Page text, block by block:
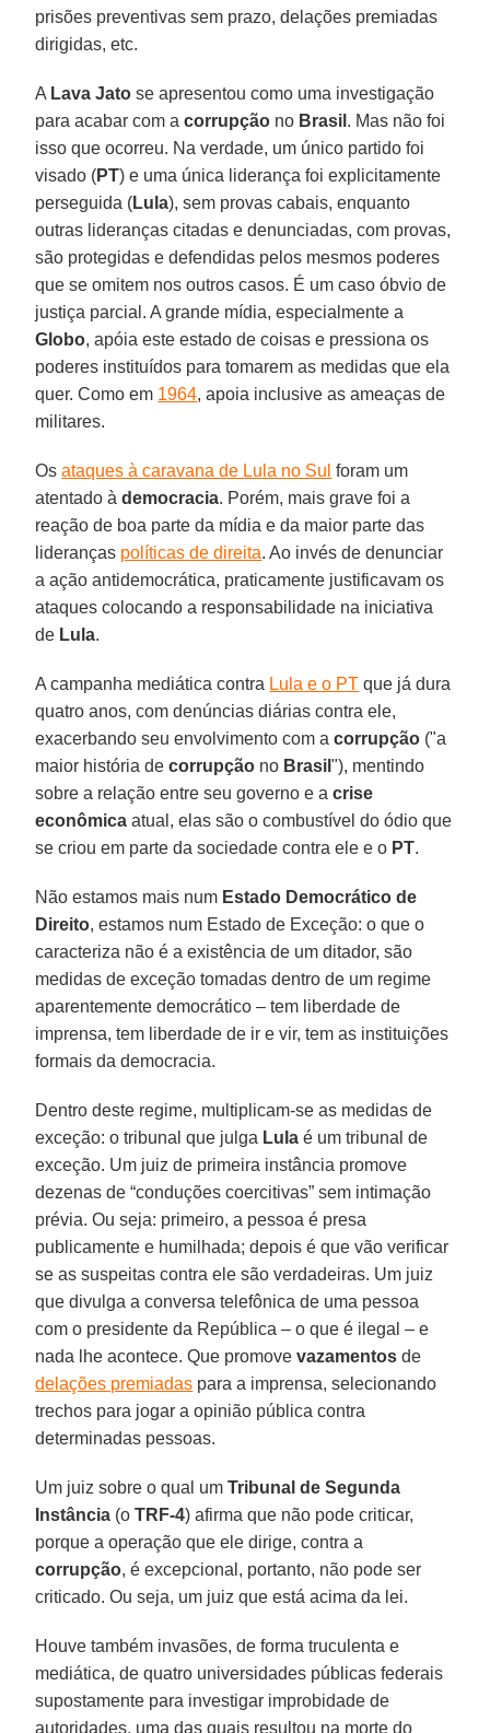
prisões preventivas sem prazo, delações premiadas
dirigidas, etc.
A Lava Jato se apresentou como uma investigação
para acabar com acorrupção no Brasil . Mas não foi
isso que ocorreu. Na verdade, um único partido foi
visado (PT) e uma única liderança foi explicitamente
perseguida (Lula), sem provas cabais, enquanto
outras lideranças citadas e denunciadas, com provas,
são protegidas e defendidas pelos mesmos poderes
que se omitem nos outros casos. É um caso óbvio de
justiça parcial. A grande mídia, especialmente a
Globo, apóia este estado de coisas e pressiona os
poderes instituídos para tomarem as medidas que ela
quer. Como em 1964, apoia inclusive as ameaças de
militares.
Osataques à caravana de Lula no Sul foram um
atentado àdemocracia. Porém, mais grave foi a
reação de boa parte da mídia e da maior parte das
lideranças políticas de direita. Ao invés de denunciar
a ação antidemocrática, praticamente justificavam os
ataques colocando a responsabilidade na iniciativa
de Lula.
A campanha mediática contra Lula e o PT que já dura
quatro anos, com denúncias diárias contra ele,
exacerbando seu envolvimento com acorrupção ("a
maior história decorrupção no Brasil"), mentindo
sobre a relação entre seu governo e acrise
econômica atual, elas são o combustível do ódio que
se criou em parte da sociedade contra ele e o PT.
Não estamos mais num Estado Democrático de
Direito, estamos num Estado de Exceção: o que o
caracteriza não é a existência de um ditador, são
medidas de exceção tomadas dentro de um regime
aparentemente democrático – tem liberdade de
imprensa, tem liberdade de ir e vir, tem as instituições
formais da democracia.
Dentro deste regime, multiplicam-se as medidas de
exceção: o tribunal que julga Lula é um tribunal de
exceção. Um juiz de primeira instância promove
dezenas de “conduções coercitivas” sem intimação
prévia. Ou seja: primeiro, a pessoa é presa
publicamente e humilhada; depois é que vão verificar
se as suspeitas contra ele são verdadeiras. Um juiz
que divulga a conversa telefônica de uma pessoa
com o presidente da República – o que é ilegal – e
nada lhe acontece. Que promovevazamentos de
delações premiadas para a imprensa, selecionando
trechos para jogar a opinião pública contra
determinadas pessoas.
Um juiz sobre o qual umTribunal de Segunda
Instância (oTRF-4) afirma que não pode criticar,
porque a operação que ele dirige, contra a
corrupção, é excepcional, portanto, não pode ser
criticado. Ou seja, um juiz que está acima da lei.
Houve também invasões, de forma truculenta e
mediática, de quatro universidades públicas federais
supostamente para investigar improbidade de
autoridades, uma das quais resultou na morte do